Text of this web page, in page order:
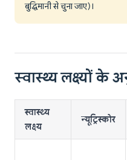
बुद्धिमानी से चुना जाए)।
स्वास्थ्य लक्ष्यों के
स्वास्थ्य
लक्ष्य
न्यूट्रिस्कोर